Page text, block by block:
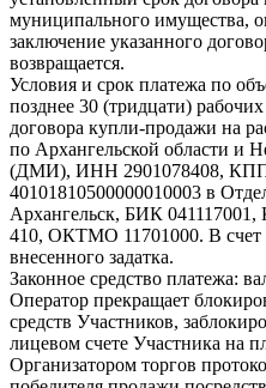
муниципального имущества,
заключение указанного
возвращается.
Условия и срок платежа по
позднее 30 (тридцати)
договора купли-продажи на
по Архангельской области и
(ДМИ), ИНН 2901078408, КПП
40101810500000010003 в
Архангельск, БИК
410, ОКТМО 11701000. В счет
внесенного задатка.
Законное средство платежа:
Оператор прекращает
средств Участников,
лицевом счете Участника на
Организатором торгов